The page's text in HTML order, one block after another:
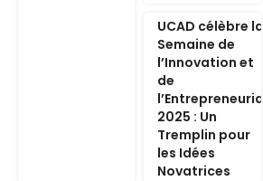
UCAD célèbre la
Semaine de
l’Innovation et
de
l’Entrepreneuriat
2025 : Un
Tremplin pour
les Idées
Novatrices